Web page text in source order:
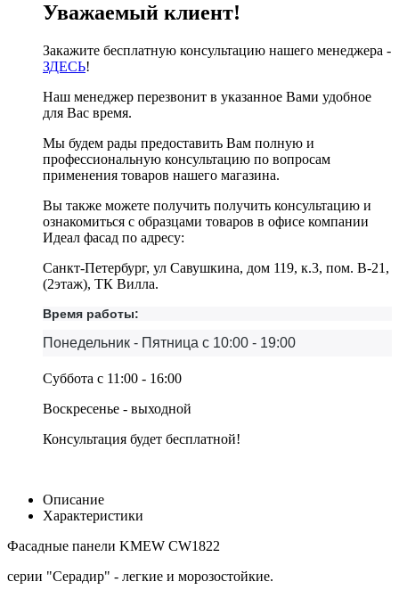
Уважаемый клиент!
Закажите бесплатную консультацию нашего менеджера -
ЗДЕСЬ!
Наш менеджер перезвонит в указанное Вами удобное
для Вас время.
Мы будем рады предоставить Вам полную и
профессиональную консультацию по вопросам
применения товаров нашего магазина.
Вы также можете получить получить консультацию и
ознакомиться с образцами товаров в офисе компании
Идеал фасад по адресу:
Санкт-Петербург, ул Савушкина, дом 119, к.3, пом. В-21,
(2этаж), ТК Вилла.
Время работы:
Понедельник - Пятница с 10:00 - 19:00
Суббота с 11:00 - 16:00
Воскресенье - выходной
Консультация будет бесплатной!
Описание
Характеристики
Фасадные панели KMEW CW1822
серии "Серадир" - легкие и морозостойкие.